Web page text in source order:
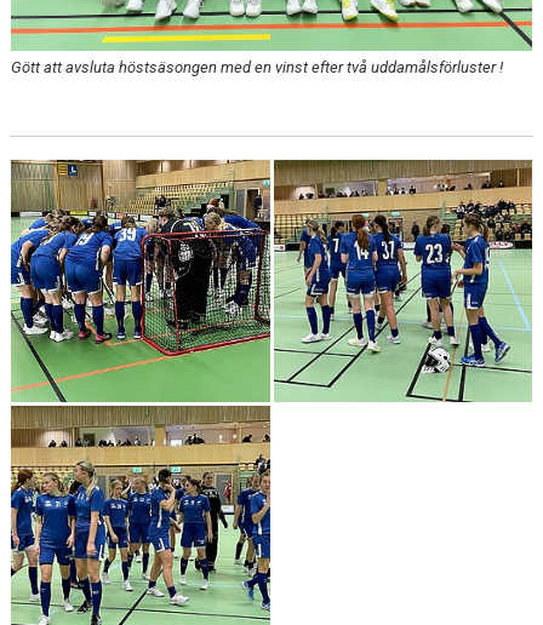
Gött att avsluta höstsäsongen med en vinst efter två uddamålsförluster !